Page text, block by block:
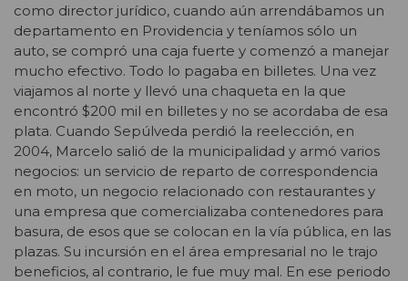
como director jurídico, cuando aún arrendábamos un
departamento en Providencia y teníamos sólo un
auto, se compró una caja fuerte y comenzó a manejar
mucho efectivo. Todo lo pagaba en billetes. Una vez
viajamos al norte y llevó una chaqueta en la que
encontró $200 mil en billetes y no se acordaba de esa
plata. Cuando Sepúlveda perdió la reelección, en
2004, Marcelo salió de la municipalidad y armó varios
negocios: un servicio de reparto de correspondencia
en moto, un negocio relacionado con restaurantes y
una empresa que comercializaba contenedores para
basura, de esos que se colocan en la vía pública, en las
plazas. Su incursión en el área empresarial no le trajo
beneficios, al contrario, le fue muy mal. En ese periodo